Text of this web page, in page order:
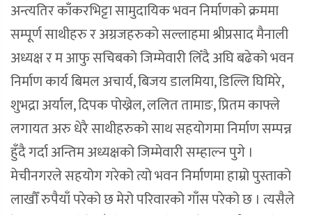
अन्त्यतिर काँकरभिट्टा सामुदायिक भवन निर्माणको क्रममा
सम्पूर्ण साथीहरु र अग्रजहरुको सल्लाहमा श्रीप्रसाद मैनाली
अध्यक्ष र म आफु सचिबको जिम्मेवारी लिँदै अघि बढेको भवन
निर्माण कार्य बिमल अचार्य, बिजय डालमिया, डिल्लि घिमिरे,
शुभद्रा अर्याल, दिपक पोख्रेल, ललित तामाङ, प्रितम काफ्ले
लगायत अरु धेरै साथीहरुको साथ सहयोगमा निर्माण सम्पन्न
हुँदै गर्दा अन्तिम अध्यक्षको जिम्मेवारी सम्हाल्न पुगे ।
मेचीनगरले सहयोग गरेको त्यो भवन निर्माणमा हाम्रो पुस्ताको
लाखौँ रुपैयाँ परेको छ मेरो परिवारको गाँस परेको छ । त्यसैले